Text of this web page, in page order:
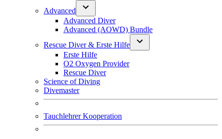
Advanced
Advanced Diver
Advanced (AOWD) Bundle
Rescue Diver & Erste Hilfe
Erste Hilfe
O2 Oxygen Provider
Rescue Diver
Science of Diving
Divemaster
Tauchlehrer Kooperation